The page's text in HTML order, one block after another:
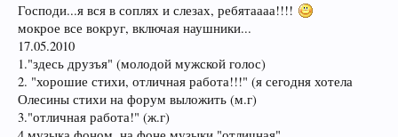
Господи...я вся в соплях и слезах, ребятаааа!!!!
мокрое все вокруг, включая наушники...
17.05.2010
1."здесь друзъя" (молодой мужской голос)
2. "хорошие стихи, отличная работа!!!" (я сегодня хотела
Олесины стихи на форум выложить (м.г)
3."отличная работа!" (ж.г)